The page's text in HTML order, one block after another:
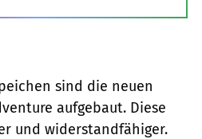
sind die neuen
aufgebaut. Diese
und widerstandfähiger.